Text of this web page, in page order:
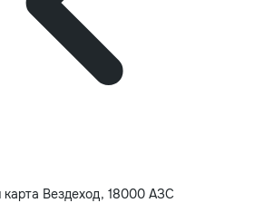
карта Вездеход, 18000 АЗС